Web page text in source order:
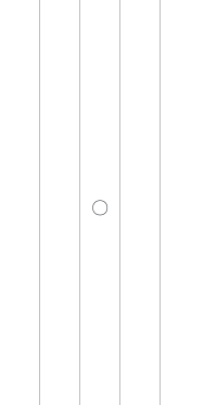
〇